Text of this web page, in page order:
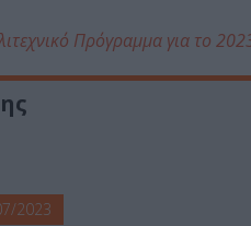
Πρόγραμμα για το
2023